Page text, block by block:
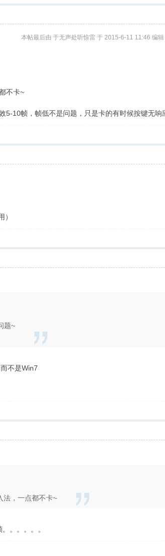
本帖最后由 于无声处听惊雷 于 2015-6-11 11:46 编辑
不卡~
10帧，帧低不是问题，只是卡的有时候按键无响
题~
不是Win7
法，一点都不卡~
。。。。。